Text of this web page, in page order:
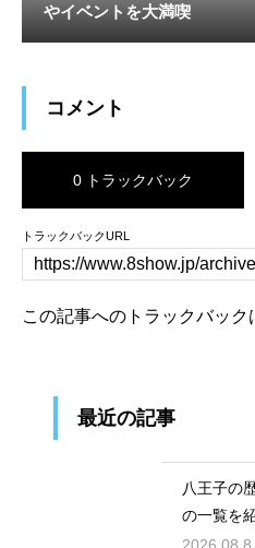
やイベントを大満喫
コメント
0 トラックバック
トラックバックURL
この記事へのトラックバック
最近の記事
八王子の
の一覧を
学びの旅